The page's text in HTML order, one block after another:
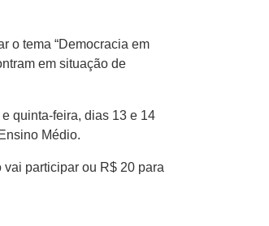
o tema “Democracia em
em situação de
quinta-feira, dias 13 e 14
Médio.
participar ou R$ 20 para